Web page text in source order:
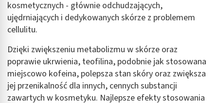
kosmetycznych - głównie odchudzających,
ujędrniających i dedykowanych skórze z problemem
cellulitu.
Dzięki zwiększeniu metabolizmu w skórze oraz
poprawie ukrwienia, teofilina, podobnie jak stosowana
miejscowo kofeina, polepsza stan skóry oraz zwiększa
jej przenikalność dla innych, cennych substancji
zawartych w kosmetyku. Najlepsze efekty stosowania
Reklama / śledzenie